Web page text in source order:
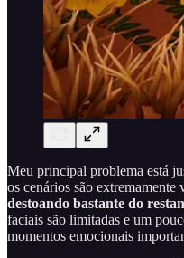
Meu principal problema está
os cenários são extremamente
destoando bastante do
faciais são limitadas e um
momentos emocionais